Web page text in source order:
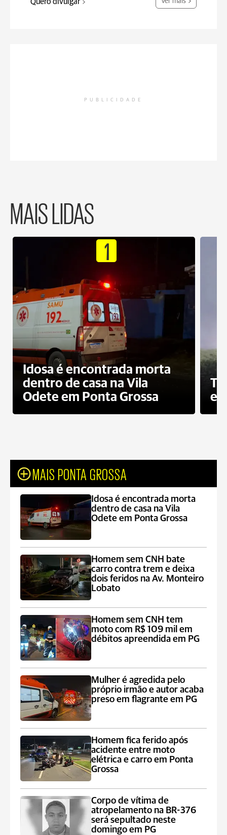
PUBLICIDADE
MAIS LIDAS
1
Idosa é encontrada morta
dentro de casa na Vila
Odete em Ponta Grossa
e
MAIS PONTA GROSSA
Idosa é encontrada morta
dentro de casa na Vila
Odete em Ponta Grossa
Homem sem CNH bate
carro contra trem e deixa
dois feridos na Av. Monteiro
Lobato
Homem sem CNH tem
moto com R$ 109 mil em
débitos apreendida em PG
Mulher é agredida pelo
próprio irmão e autor acaba
preso em flagrante em PG
Homem fica ferido após
acidente entre moto
elétrica e carro em Ponta
Grossa
Corpo de vítima de
atropelamento na BR-376
será sepultado neste
domingo em PG